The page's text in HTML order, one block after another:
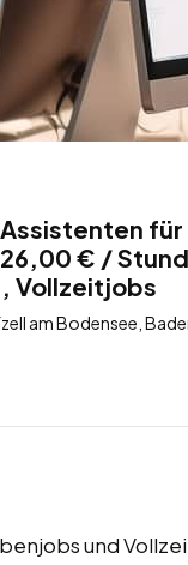
für
€ /
Vollzeitjobs
am Bodensee,
und